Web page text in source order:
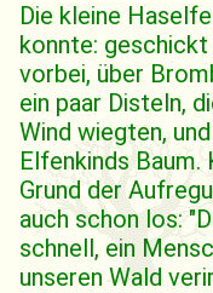
Die kleine
konnte: geschickt
vorbei, über
ein paar Disteln,
Wind wiegten,
Elfenkinds Baum.
Grund der
auch schon los:
schnell, ein
unseren Wald